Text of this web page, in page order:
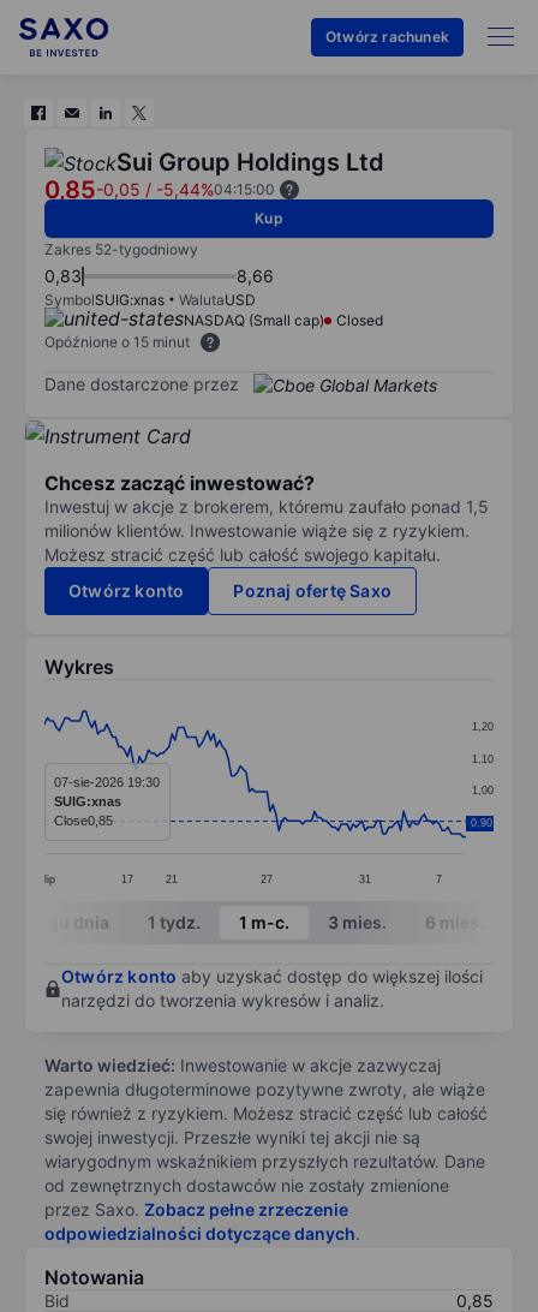
Otwórz rachunek
Sui Group Holdings Ltd
0,85-0,05 / -5,44%04:15:00
Kup
Zakres 52-tygodniowy
0,83 8,66
SymbolSUIG:xnas WalutaUSD
NASDAQ (Small cap)
Closed
Opóźnione o 15 minut
Dane dostarczone przez
Chcesz zacząć inwestować?
Inwestuj w akcje z brokerem, któremu zaufało ponad 1,5
milionów klientów. Inwestowanie wiąże się z ryzykiem.
Możesz stracić część lub całość swojego kapitału.
Otwórz konto
Poznaj ofertę Saxo
Wykres
Line chart with 143 data points.
The chart has 1 X axis displaying categories.
The chart has 1 Y axis displaying values. Data
lip 17 21 27 31 7
0,90
1,00
1,10
1,20
0,90
07-sie-2026 19:30
SUIG:xnas
Close0,85
End of interactive chart.
W ciągu dnia 1 tydz. 1 m-c. 3 mies. 6 mies.
Otwórz konto aby uzyskać dostęp do większej ilości
narzędzi do tworzenia wykresów i analiz.
Warto wiedzieć: Inwestowanie w akcje zazwyczaj
zapewnia długoterminowe pozytywne zwroty, ale wiąże
się również z ryzykiem. Możesz stracić część lub całość
swojej inwestycji. Przeszłe wyniki tej akcji nie są
wiarygodnym wskaźnikiem przyszłych rezultatów. Dane
od zewnętrznych dostawców nie zostały zmienione
przez Saxo. Zobacz pełne zrzeczenie
odpowiedzialności dotyczące danych.
Notowania
Bid
0,85